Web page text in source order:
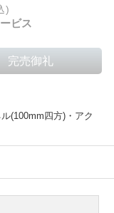
)
ビス
(100mm四方)・アク